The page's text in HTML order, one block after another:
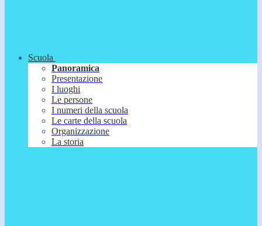
Scuola
Panoramica
Presentazione
I luoghi
Le persone
I numeri della scuola
Le carte della scuola
Organizzazione
La storia